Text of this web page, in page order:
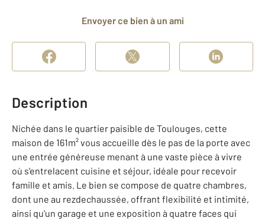
Envoyer ce bien à un ami
Description
Nichée dans le quartier paisible de Toulouges, cette
maison de 161m² vous accueille dès le pas de la porte avec
une entrée généreuse menant à une vaste pièce à vivre
où s'entrelacent cuisine et séjour, idéale pour recevoir
famille et amis. Le bien se compose de quatre chambres,
dont une au rezdechaussée, offrant flexibilité et intimité,
ainsi qu'un garage et une exposition à quatre faces qui